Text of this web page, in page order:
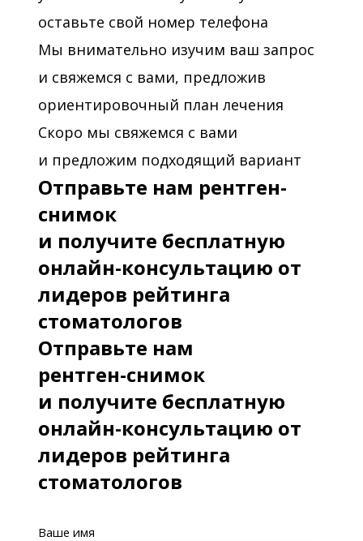
2014 - «Использование
профессиональных систем Philips
ZOOM! Для отбеливания зубов в
клинических и домашних условиях»,
проф. В.В.Садовский.
2015 - «Прямая реставрация.
Алгоритм восстановления
фронтальной группы зубов.
Повышение качества эстетических
реставраций с применением
современных технологий и
материалов», Ж.П.Хиора.
2016 - Конгресс стоматологов «Новые
Горизонты – 2016».
2016 - «Неотложные состояния в
амбулаторной стоматологии.
Профилактика и лечение.
В.Х.Тимербаев.
оставьте свой номер телефона
Мы внимательно изучим ваш запрос
и свяжемся с вами, предложив
ориентировочный план лечения
Скоро мы свяжемся с вами
и предложим подходящий вариант
Отправьте нам рентген-
снимок
и получите бесплатную
онлайн-консультацию от
лидеров рейтинга
стоматологов
Отправьте нам
рентген-снимок
и получите бесплатную
онлайн-консультацию от
лидеров рейтинга
стоматологов
Ваше имя